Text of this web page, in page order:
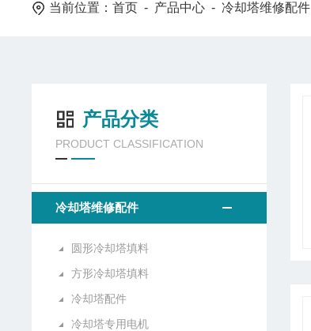
当前位置：首页 - 产品中心 -冷却塔维修配件
产品分类
PRODUCT CLASSIFICATION
冷却塔维修配件
圆形冷却塔填料
方形冷却塔填料
冷却塔配件
冷却塔专用电机